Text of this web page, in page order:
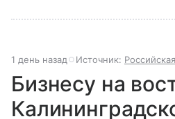
1 день назад Источник:
Бизнесу на